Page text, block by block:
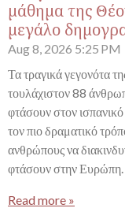
μάθημα της
μεγάλο
Aug 8, 2026 5:25 PM
Τα τραγικά γεγονότα
τουλάχιστον 88
φτάσουν στον
τον πιο δραματικό
ανθρώπους να
φτάσουν στην Ευρώπη.
Read more »